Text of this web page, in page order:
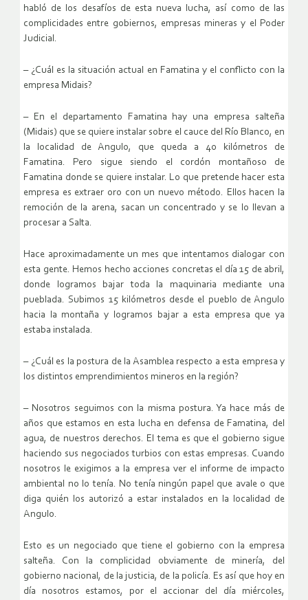
habló de los desafíos de esta nueva lucha, así como de las
complicidades entre gobiernos, empresas mineras y el Poder
Judicial.
– ¿Cuál es la situación actual en Famatina y el conflicto con la
empresa Midais?
– En el departamento Famatina hay una empresa salteña
(Midais) que se quiere instalar sobre el cauce del Río Blanco, en
la localidad de Angulo, que queda a 40 kilómetros de
Famatina. Pero sigue siendo el cordón montañoso de
Famatina donde se quiere instalar. Lo que pretende hacer esta
empresa es extraer oro con un nuevo método. Ellos hacen la
remoción de la arena, sacan un concentrado y se lo llevan a
procesar a Salta.
Hace aproximadamente un mes que intentamos dialogar con
esta gente. Hemos hecho acciones concretas el día 15 de abril,
donde logramos bajar toda la maquinaria mediante una
pueblada. Subimos 15 kilómetros desde el pueblo de Angulo
hacia la montaña y logramos bajar a esta empresa que ya
estaba instalada.
– ¿Cuál es la postura de la Asamblea respecto a esta empresa y
los distintos emprendimientos mineros en la región?
– Nosotros seguimos con la misma postura. Ya hace más de
años que estamos en esta lucha en defensa de Famatina, del
agua, de nuestros derechos. El tema es que el gobierno sigue
haciendo sus negociados turbios con estas empresas. Cuando
nosotros le exigimos a la empresa ver el informe de impacto
ambiental no lo tenía. No tenía ningún papel que avale o que
diga quién los autorizó a estar instalados en la localidad de
Angulo.
Esto es un negociado que tiene el gobierno con la empresa
salteña. Con la complicidad obviamente de minería, del
gobierno nacional, de la justicia, de la policía. Es así que hoy en
día nosotros estamos, por el accionar del día miércoles,